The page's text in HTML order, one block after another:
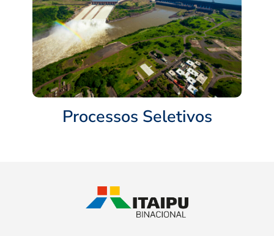
Processos Seletivos